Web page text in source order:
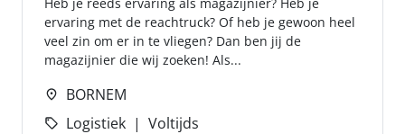
ervaring met de reachtruck? Of heb je gewoon heel
veel zin om er in te vliegen? Dan ben jij de
magazijnier die wij zoeken! Als...
BORNEM
Logistiek
Voltijds